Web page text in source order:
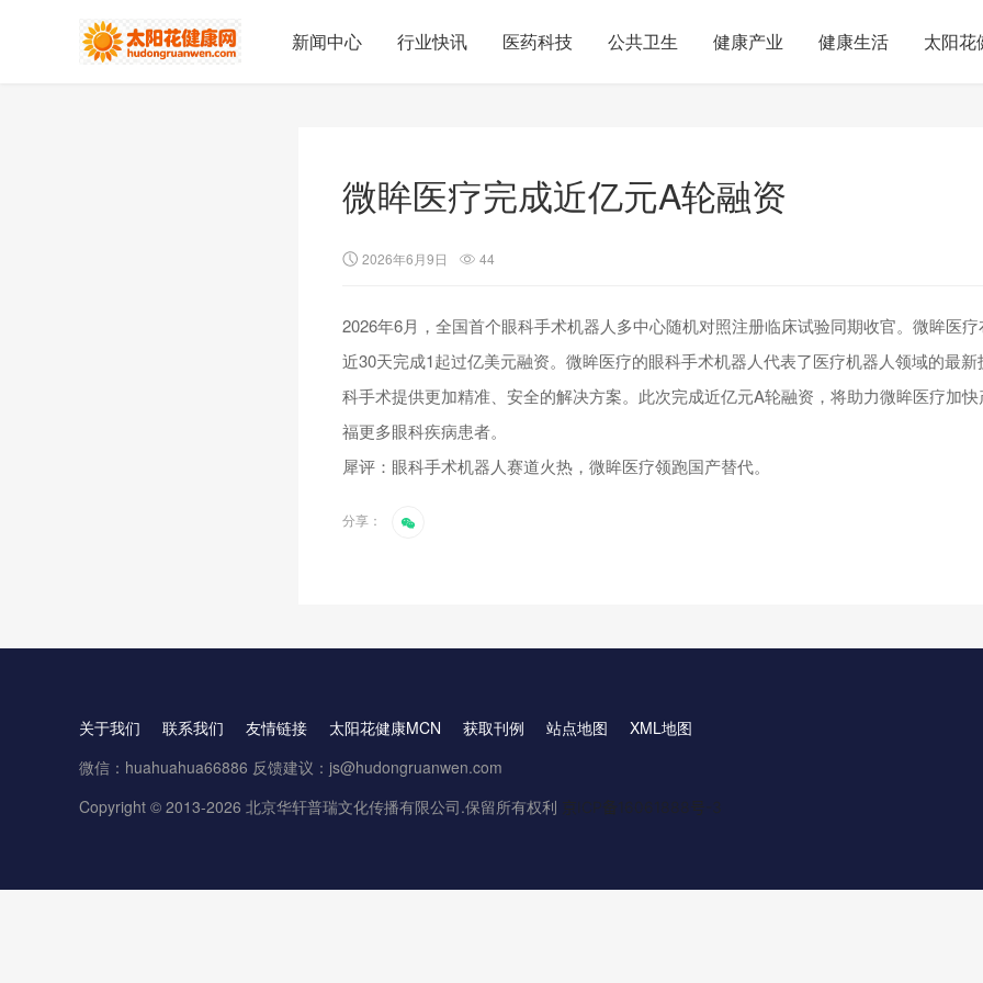
新闻中心 行业快讯 医药科技 公共卫生 健康产业 健康生活 太阳花
微眸医疗完成近亿元A轮融资
2026年6月9日 44
2026年6月，全国首个眼科手术机器人多中心随机对照注册临床试验同期收官。微眸医
近30天完成1起过亿美元融资。微眸医疗的眼科手术机器人代表了医疗机器人领域的最
科手术提供更加精准、安全的解决方案。此次完成近亿元A轮融资，将助力微眸医疗加
福更多眼科疾病患者。
犀评：眼科手术机器人赛道火热，微眸医疗领跑国产替代。
分享：
关于我们 联系我们 友情链接 太阳花健康MCN 获取刊例 站点地图
XML地图
微信：huahuahua66886 反馈建议：js@hudongruanwen.com
Copyright © 2013-2026 北京华轩普瑞文化传播有限公司.保留所有权利 京ICP备16061888号-3